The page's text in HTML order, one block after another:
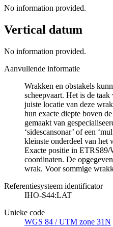
No information provided.
Vertical datum
No information provided.
Aanvullende informatie
Wrakken en obstakels
scheepvaart. Het is de
juiste locatie van deze
hun exacte diepte boven
gemaakt van
‘sidescansonar’ of een
kleinste onderdeel van het
Exacte positie in
coordinaten. De
wrak. Voor sommige
Referentiesysteem identificator
IHO-S44:LAT
Unieke code
WGS 84 / UTM zone 31N